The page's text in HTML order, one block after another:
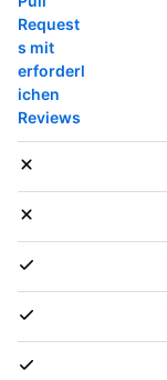
Request
s mit
erforderl
ichen
Reviews